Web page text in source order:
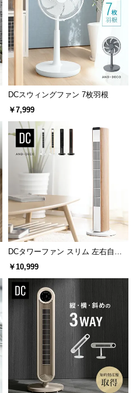
DCスウィングファン 7枚羽根
￥7,999
DCタワーファン スリム 左右自動
首振り 8段階風量
￥10,999